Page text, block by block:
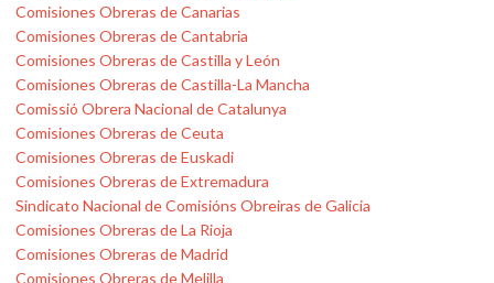
Comisiones Obreras de Canarias
Comisiones Obreras de Cantabria
Comisiones Obreras de Castilla y León
Comisiones Obreras de Castilla-La Mancha
Comissió Obrera Nacional de Catalunya
Comisiones Obreras de Ceuta
Comisiones Obreras de Euskadi
Comisiones Obreras de Extremadura
Sindicato Nacional de Comisións Obreiras de Galicia
Comisiones Obreras de La Rioja
Comisiones Obreras de Madrid
Comisiones Obreras de Melilla